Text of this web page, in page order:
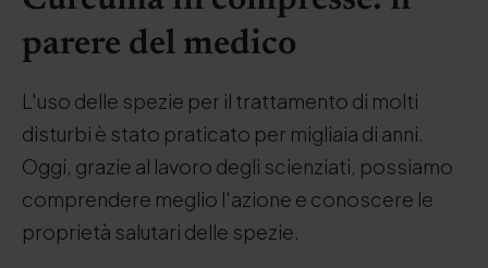
parere del medico
L'uso delle spezie per il trattamento di molti
disturbi è stato praticato per migliaia di anni.
Oggi, grazie al lavoro degli scienziati, possiamo
comprendere meglio l'azione e conoscere le
proprietà salutari delle spezie.